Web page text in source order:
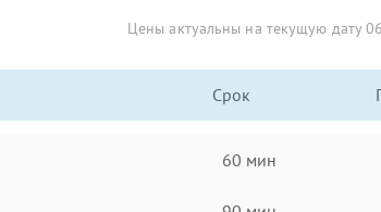
Цены актуальны на текущую дату
Срок
60 мин